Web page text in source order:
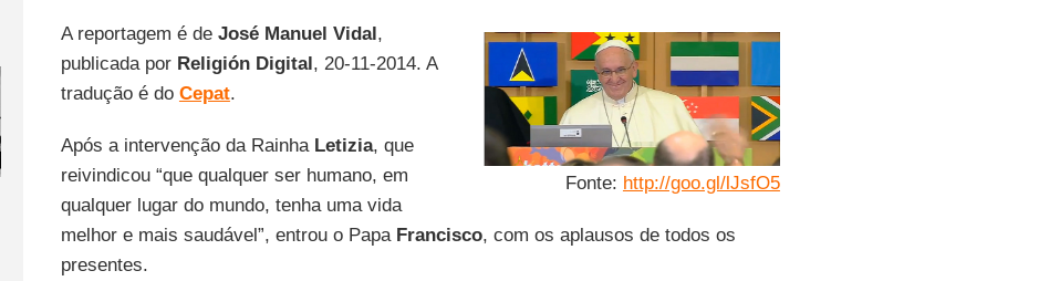
Fonte: http://goo.gl/lJsfO5
A reportagem é de José Manuel Vidal,
publicada por Religión Digital, 20-11-2014. A
tradução é do Cepat.
Após a intervenção da Rainha Letizia, que
reivindicou “que qualquer ser humano, em
qualquer lugar do mundo, tenha uma vida
melhor e mais saudável”, entrou o Papa Francisco, com os aplausos de todos os
presentes.